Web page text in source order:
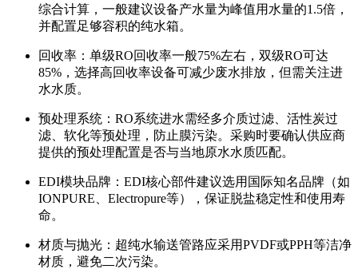
综合计算，一般建议设备产水量为峰值用水量的1.5倍，
并配置足够容积的纯水箱。
回收率：单级RO回收率一般75%左右，双级RO可达
85%，选择高回收率设备可减少废水排放，但需关注进
水水质。
预处理系统：RO系统进水需经多介质过滤、活性炭过
滤、软化等预处理，防止膜污染。采购时要确认供应商
提供的预处理配置是否与当地原水水质匹配。
EDI模块品牌：EDI核心部件建议选用国际知名品牌（如
IONPURE、Electropure等），保证脱盐稳定性和使用寿
命。
材质与抛光：超纯水输送管路应采用PVDF或PPH等洁净
材质，避免二次污染。